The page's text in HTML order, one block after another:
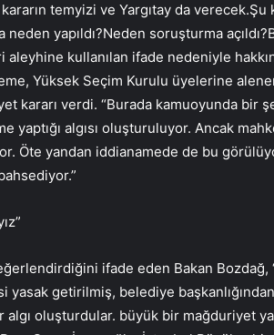
temyizi ve Yargıtay da verecek.Şu
yapıldı?Neden soruşturma
aleyhine kullanılan ifade nedeniyle
Yüksek Seçim Kurulu üyelerine
kararı verdi. “Burada kamuoyunda bir
algısı oluşturuluyor. Ancak
Öte yandan iddianamede de bu
ifade eden Bakan Bozdağ,
yasak getirilmiş, belediye
oluşturdular. büyük bir mağduriyet